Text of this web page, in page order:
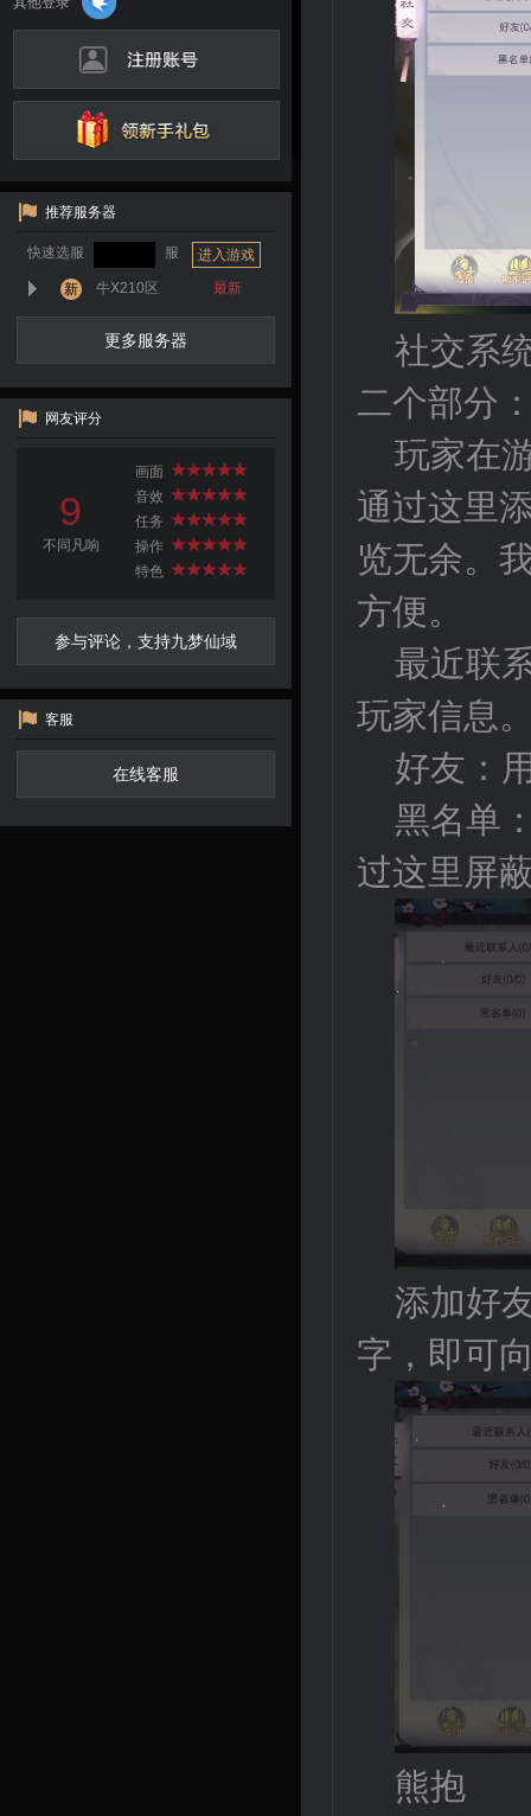
推荐服务器
快速选服 服 进入游戏
新 牛X210区 最新
更多服务器
网友评分
9
不同凡响
画面
音效
任务
操作
特色
参与评论，支持九梦仙域
客服
在线客服
社交系
二个部分
玩家在
通过这里
览无余。
方便。
最近联
玩家信息
好友：
黑名单
过这里屏
添加好
字，即可
熊抱